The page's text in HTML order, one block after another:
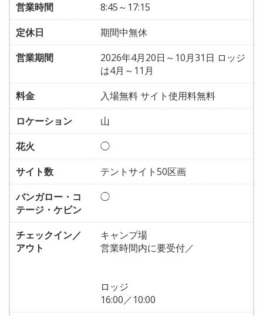
営業時間
8:45～17:15
定休日
期間中無休
営業期間
2026年4月20日～10月31日 ロッジ
は4月～11月
料金
入場無料 サイト使用料無料
ロケーション
山
花火
◯
サイト数
テントサイト50区画
バンガロー・コ
テージ・ケビン
◯
チェックイン／
アウト
キャンプ場
営業時間内に要受付／
ロッジ
16:00／10:00